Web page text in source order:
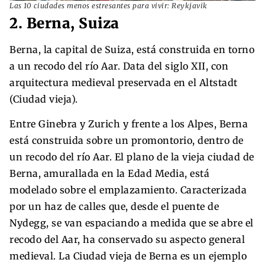
Las 10 ciudades menos estresantes para vivir: Reykjavik
2. Berna, Suiza
Berna, la capital de Suiza, está construida en torno
a un recodo del río Aar. Data del siglo XII, con
arquitectura medieval preservada en el Altstadt
(Ciudad vieja).
Entre Ginebra y Zurich y frente a los Alpes, Berna
está construida sobre un promontorio, dentro de
un recodo del río Aar. El plano de la vieja ciudad de
Berna, amurallada en la Edad Media, está
modelado sobre el emplazamiento. Caracterizada
por un haz de calles que, desde el puente de
Nydegg, se van espaciando a medida que se abre el
recodo del Aar, ha conservado su aspecto general
medieval. La Ciudad vieja de Berna es un ejemplo